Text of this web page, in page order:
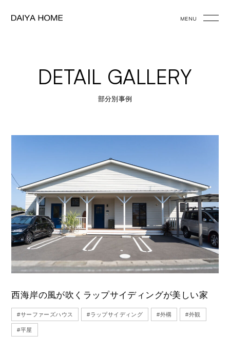
MENU
DETAIL GALLERY
部分別事例
西海岸の風が吹くラップサイディングが美しい家
#サーファーズハウス #ラップサイディング #外構 #外観
#平屋